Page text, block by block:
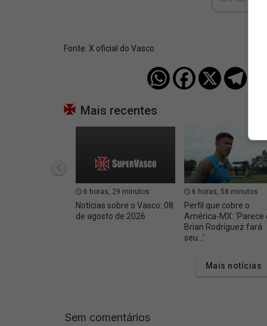
Fonte: X oficial do Vasco
Mais recentes
6 horas, 29 minutos
Notícias sobre o Vasco: 08
de agosto de 2026
6 horas, 58 minutos
Perfil que cobre o
América-MX: 'Parece
Brian Rodríguez fará
seu...'
Mais notícias